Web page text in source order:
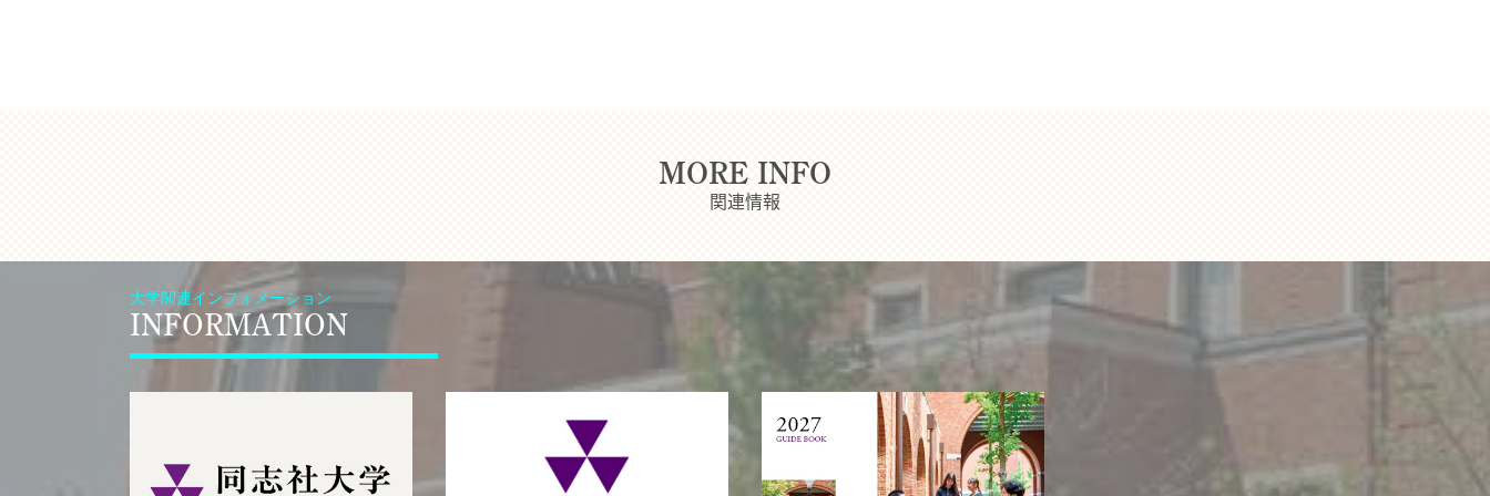
MORE INFO
関連情報
大学関連インフォメーション
INFORMATION